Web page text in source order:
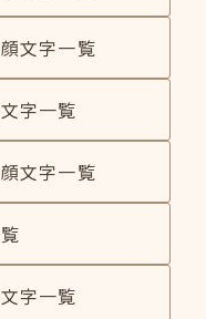
文字一覧
字一覧
文字一覧
字一覧